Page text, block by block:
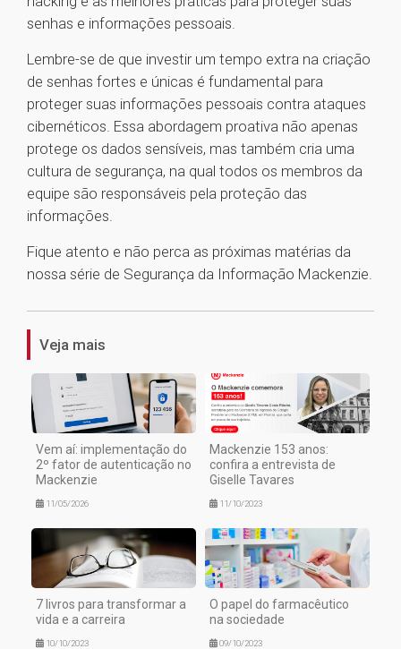
senhas e informações pessoais.
Lembre-se de que investir um tempo extra na criação
de senhas fortes e únicas é fundamental para
proteger suas informações pessoais contra ataques
cibernéticos. Essa abordagem proativa não apenas
protege os dados sensíveis, mas também cria uma
cultura de segurança, na qual todos os membros da
equipe são responsáveis pela proteção das
informações.
Fique atento e não perca as próximas matérias da
nossa série de Segurança da Informação Mackenzie.
1
Veja mais
Vem aí: implementação do
2º fator de autenticação no
Mackenzie
11/05/2026
Mackenzie 153 anos:
confira a entrevista de
Giselle Tavares
11/10/2023
7 livros para transformar a
vida e a carreira
10/10/2023
O papel do farmacêutico
na sociedade
09/10/2023